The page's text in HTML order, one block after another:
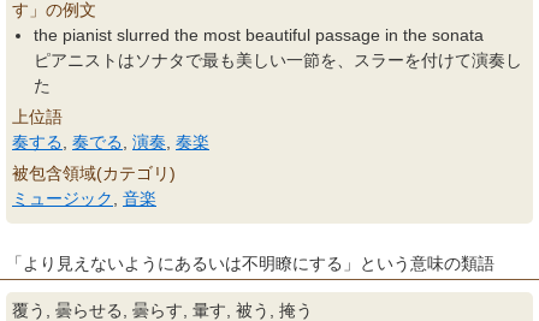
す」の例文
the pianist slurred the most beautiful passage in the sonata
ピアニストはソナタで最も美しい一節を、スラーを付けて演奏し
た
上位語
奏する 奏でる 演奏 奏楽
被包含領域(カテゴリ)
ミュージック
音楽
「より見えないようにあるいは不明瞭にする」という意味の類語
覆う, 曇らせる, 曇らす, 暈す, 被う, 掩う